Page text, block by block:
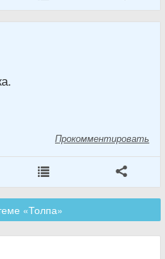
Прокомментировать
«Толпа»